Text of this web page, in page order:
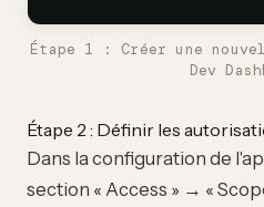
Étape 1 : Créer une
Dev
Étape 2 : Définir les
Dans la configuration de
section « Access » → «